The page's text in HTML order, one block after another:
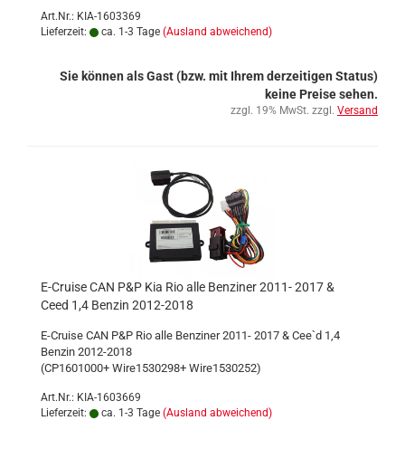
Art.Nr.: KIA-1603369
Lieferzeit:
ca. 1-3 Tage (Ausland abweichend)
Sie können als Gast (bzw. mit Ihrem derzeitigen Status)
keine Preise sehen.
zzgl. 19% MwSt. zzgl. Versand
E-Cruise CAN P&P Kia Rio alle Benziner 2011- 2017 &
Ceed 1,4 Benzin 2012-2018
E-Cruise CAN P&P Rio alle Benziner 2011- 2017 & Cee`d 1,4
Benzin 2012-2018
(CP1601000+ Wire1530298+ Wire1530252)
Art.Nr.: KIA-1603669
Lieferzeit:
ca. 1-3 Tage (Ausland abweichend)